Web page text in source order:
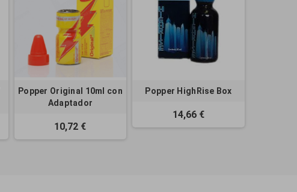
Popper Original 10ml con
Adaptador
10,72 €
Popper HighRise Box
14,66 €